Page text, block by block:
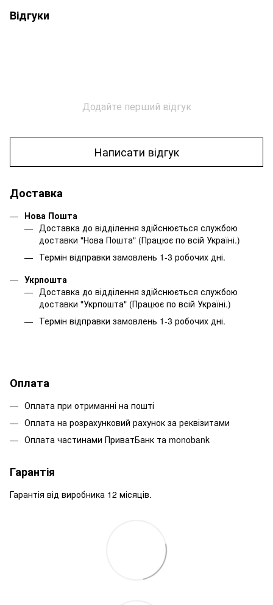
Відгуки
Додайте перший відгук
Написати відгук
Доставка
Нова Пошта
Доставка до відділення здійснюється службою
доставки "Нова Пошта" (Працює по всій Україні.)
Термін відправки замовлень 1-3 робочих дні.
Укрпошта
Доставка до відділення здійснюється службою
доставки "Укрпошта" (Працює по всій Україні.)
Термін відправки замовлень 1-3 робочих дні.
Оплата
Оплата при отриманні на пошті
Оплата на розрахунковий рахунок за реквізитами
Оплата частинами ПриватБанк та monobank
Гарантія
Гарантія від виробника 12 місяців.